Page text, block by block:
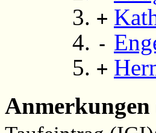
+
-
+
Anmerkungen